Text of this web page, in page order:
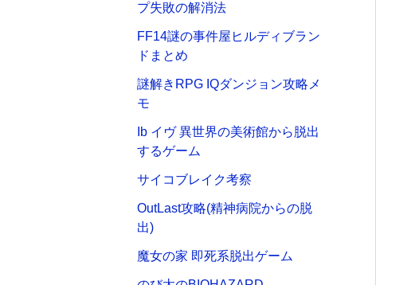
プ失敗の解消法
FF14謎の事件屋ヒルディブラン
ドまとめ
謎解きRPG IQダンジョン攻略メ
モ
Ib イヴ 異世界の美術館から脱出
するゲーム
サイコブレイク考察
OutLast攻略(精神病院からの脱
出)
魔女の家 即死系脱出ゲーム